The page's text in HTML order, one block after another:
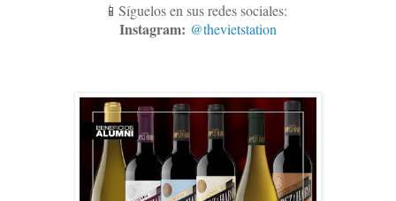
📱Síguelos en sus redes sociales:
Instagram: @thevietstation